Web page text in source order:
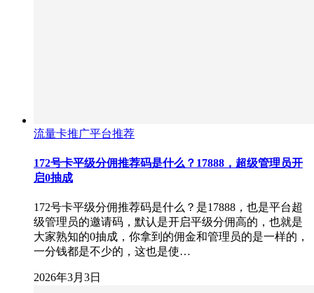
流量卡推广平台推荐
172号卡平级分佣推荐码是什么？17888，超级管理员开
启0抽成
172号卡平级分佣推荐码是什么？是17888，也是平台超
级管理员的邀请码，默认是开启平级分佣高的，也就是
大家熟知的0抽成，你拿到的佣金和管理员的是一样的，
一分钱都是不少的，这也是使…
2026年3月3日